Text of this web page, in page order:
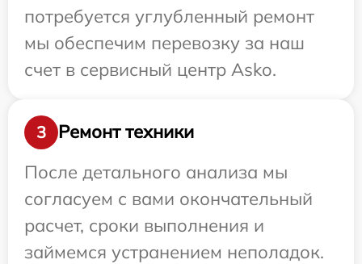
потребуется углубленный ремонт
мы обеспечим перевозку за наш
счет в сервисный центр Asko.
3
Ремонт техники
После детального анализа мы
согласуем с вами окончательный
расчет, сроки выполнения и
займемся устранением неполадок.